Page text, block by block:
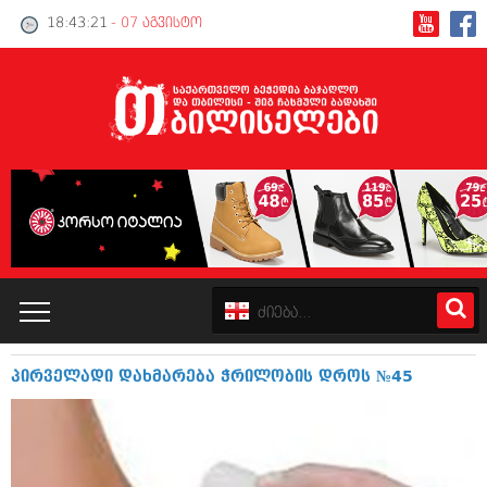
18:43:22 - 07 აგვისტო
კატალოგი
პოლიტიკა
ინტერვიუები
პირველადი დახმარება ჭრილობის დროს №45